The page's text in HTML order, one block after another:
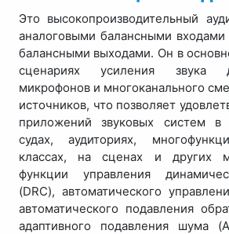
Это высокопроизводительный
аналоговыми балансными
балансными выходами. Он в
сценариях усиления звука
микрофонов и многоканального
источников, что позволяет
приложений звуковых систем в
судах, аудиториях,
классах, на сценах и других
функции управления
(DRC), автоматического
автоматического подавления
адаптивного подавления шума